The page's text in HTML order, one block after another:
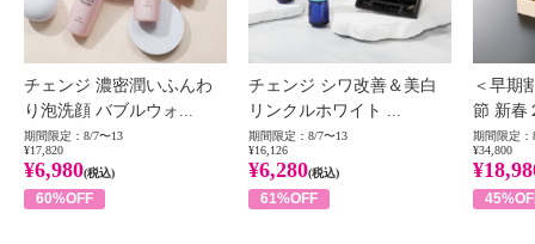
チェンジ 濃密潤いふんわ
り泡洗顔 バブルウォ...
期間限定：8/7〜13
¥17,820
¥6,980(税込)
60%OFF
チェンジ シワ改善＆美白
リンクルホワイト ...
期間限定：8/7〜13
¥16,126
¥6,280(税込)
61%OFF
＜早期
節 新春
期間限定：
¥34,800